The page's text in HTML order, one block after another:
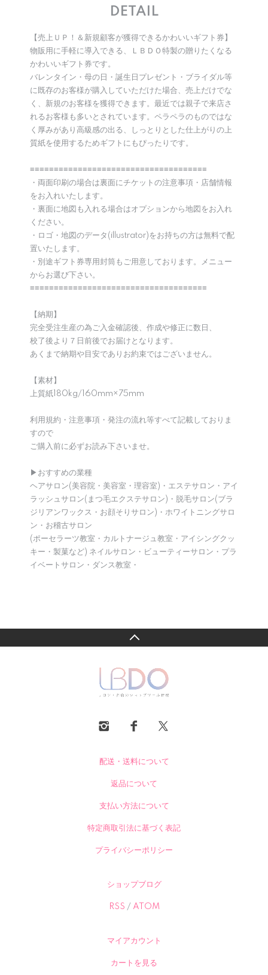
DETAIL
【売上ＵＰ！＆新規顧客が獲得できるかわいいギフト券】
物販用に手軽に導入できる、ＬＢＤＯ特製の贈りたくなる
かわいいギフト券です。
バレンタイン・母の日・誕生日プレゼント・ブライダル等
に既存のお客様が購入していただけた場合、売上だけでな
く、新規のお客様を獲得できます。最近では親子で来店さ
れるお客様も多いとされています。ペラペラのものではな
く厚みがあり高級感の出る、しっとりとした仕上がりの上
質紙を使用するためギフトにもぴったりです。
≡≡≡≡≡≡≡≡≡≡≡≡≡≡≡≡≡≡≡≡≡≡≡≡≡≡≡≡≡≡≡≡≡≡≡≡≡
・両面印刷の場合は裏面にチケットの注意事項・店舗情報
をお入れいたします。
・裏面に地図も入れる場合はオプションから地図をお入れ
ください。
・ロゴ・地図のデータ(illustrator)をお持ちの方は無料で配
置いたします。
・別途ギフト券専用封筒もご用意しております。メニュー
からお選び下さい。
≡≡≡≡≡≡≡≡≡≡≡≡≡≡≡≡≡≡≡≡≡≡≡≡≡≡≡≡≡≡≡≡≡≡≡≡≡
【納期】
完全受注生産の為ご入金確認後、作成や修正に数日、
校了後より７日前後でお届けとなります。
あくまで納期や目安でありお約束ではございません。
【素材】
上質紙180kg/160mm×75mm
利用規約・注意事項・発注の流れ等すべて記載しておりま
すので
ご購入前に必ずお読み下さいませ。
▶︎おすすめの業種
ヘアサロン(美容院・美容室・理容室)・エステサロン・アイ
ラッシュサロン(まつ毛エクステサロン)・脱毛サロン(ブラ
ジリアンワックス・お顔そりサロン)・ホワイトニングサロ
ン・お稽古サロン
(ポーセラーツ教室・カルトナージュ教室・アイシングクッ
キー・製菓など) ネイルサロン・ビューティーサロン・プラ
イベートサロン・ダンス教室・
配送・送料について
返品について
支払い方法について
特定商取引法に基づく表記
プライバシーポリシー
ショップブログ
RSS / ATOM
マイアカウント
カートを見る